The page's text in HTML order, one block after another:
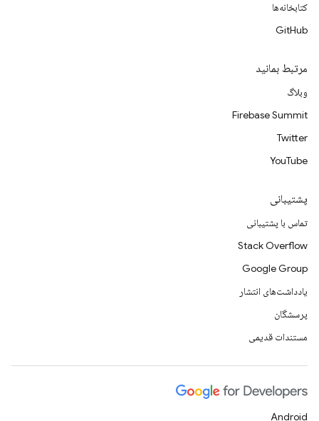
کتابخانه‌ها
GitHub
مرتبط بمانید
وبلاگ
Firebase Summit
Twitter
YouTube
پشتیبانی
تماس با پشتیبانی
Stack Overflow
Google Group
یادداشت‌های انتشار
پرسشگان
مستندات قدیمی
Android